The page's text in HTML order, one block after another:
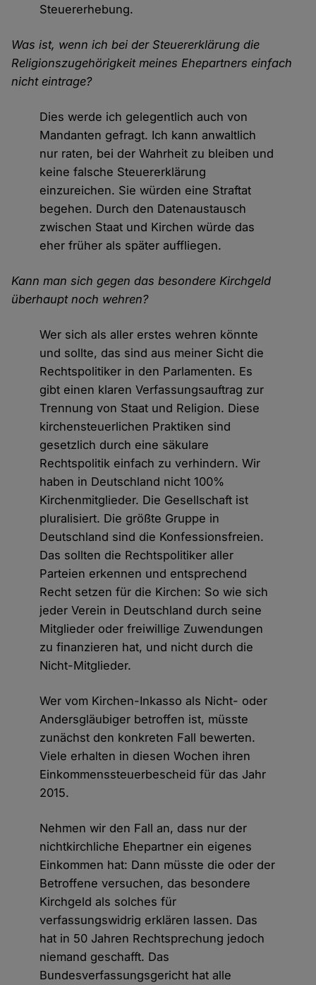
Steuererhebung.
Was ist, wenn ich bei der Steuererklärung die
Religionszugehörigkeit meines Ehepartners einfach
nicht eintrage?
Dies werde ich gelegentlich auch von
Mandanten gefragt. Ich kann anwaltlich
nur raten, bei der Wahrheit zu bleiben und
keine falsche Steuererklärung
einzureichen. Sie würden eine Straftat
begehen. Durch den Datenaustausch
zwischen Staat und Kirchen würde das
eher früher als später auffliegen.
Kann man sich gegen das besondere Kirchgeld
überhaupt noch wehren?
Wer sich als aller erstes wehren könnte
und sollte, das sind aus meiner Sicht die
Rechtspolitiker in den Parlamenten. Es
gibt einen klaren Verfassungsauftrag zur
Trennung von Staat und Religion. Diese
kirchensteuerlichen Praktiken sind
gesetzlich durch eine säkulare
Rechtspolitik einfach zu verhindern. Wir
haben in Deutschland nicht 100%
Kirchenmitglieder. Die Gesellschaft ist
pluralisiert. Die größte Gruppe in
Deutschland sind die Konfessionsfreien.
Das sollten die Rechtspolitiker aller
Parteien erkennen und entsprechend
Recht setzen für die Kirchen: So wie sich
jeder Verein in Deutschland durch seine
Mitglieder oder freiwillige Zuwendungen
zu finanzieren hat, und nicht durch die
Nicht-Mitglieder.
Wer vom Kirchen-Inkasso als Nicht- oder
Andersgläubiger betroffen ist, müsste
zunächst den konkreten Fall bewerten.
Viele erhalten in diesen Wochen ihren
Einkommenssteuerbescheid für das Jahr
2015.
Nehmen wir den Fall an, dass nur der
nichtkirchliche Ehepartner ein eigenes
Einkommen hat: Dann müsste die oder der
Betroffene versuchen, das besondere
Kirchgeld als solches für
verfassungswidrig erklären lassen. Das
hat in 50 Jahren Rechtsprechung jedoch
niemand geschafft. Das
Bundesverfassungsgericht hat alle